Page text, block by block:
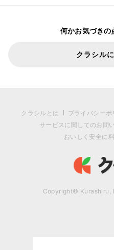
何かお気づきの
クラシル
クラシルとは プライバシーポ
サービスに関してのお問
おいしく安全に
Copyright© Kurashiru,